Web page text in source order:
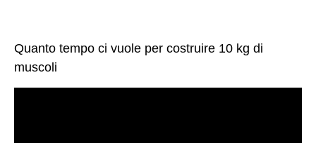
Quanto tempo ci vuole per costruire 10 kg di
muscoli